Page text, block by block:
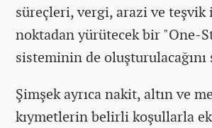
süreçleri, vergi, arazi ve
noktadan yürütecek bir "One-
sisteminin de oluşturulacağını
Şimşek ayrıca nakit, altın ve
kıymetlerin belirli koşullarla